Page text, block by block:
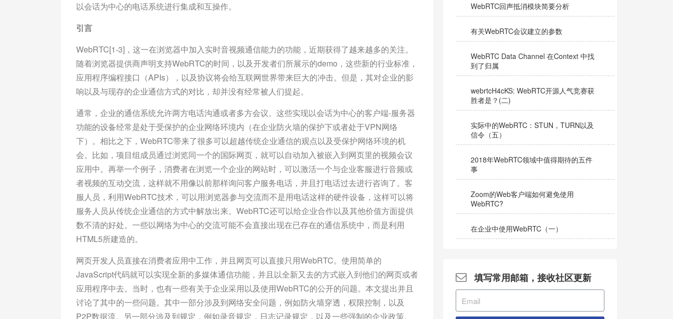
以会话为中心的电话系统进行集成和互操作。
引言
WebRTC[1-3]，这一在浏览器中加入实时音视频通信能力的功能，近期获得了越来越多的关注。
随着浏览器提供商声明支持WebRTC的时间，以及开发者们所展示的demo，这些新的行业标准，
应用程序编程接口（APIs），以及协议将会给互联网世界带来巨大的冲击。但是，其对企业的影
响以及与现存的企业通信方式的对比，却并没有经常被人们提起。
通常，企业的通信系统允许两方电话沟通或者多方会议。这些实现以会话为中心的客户端-服务器
功能的设备经常是处于受保护的企业网络环境内（在企业防火墙的保护下或者处于VPN网络
下）。相比之下，WebRTC带来了很多可以超越传统企业通信的观点以及受保护网络环境的机
会。比如，项目组成员通过浏览同一个的国际网页，就可以自动加入被嵌入到网页里的视频会议
应用中。再举一个例子，消费者在浏览一个企业的网站时，可以激活一个与企业客服进行音频或
者视频的互动交流，这样就不用像以前那样询问客户服务电话，并且打电话过去进行咨询了。客
服人员，利用WebRTC技术，可以用浏览器参与交流而不是用电话这样的硬件设备，这样可以将
服务人员从传统企业通信的方式中解放出来。WebRTC还可以给企业合作以及其他价值方面提供
数不清的好处。一些以网络为中心的交流可能不会直接出现在已存在的通信系统中，而是利用
HTML5所建造的。
网页开发人员直接在消费者应用中工作，并且网页可以直接只用WebRTC。使用简单的
JavaScript代码就可以实现全新的多媒体通信功能，并且以全新又去的方式嵌入到他们的网页或者
应用程序中去。当时，也有一些有关于企业采用以及使用WebRTC的公开的问题。本文提出并且
讨论了其中的一些问题。其中一部分涉及到网络安全问题，例如防火墙穿透，权限控制，以及
P2P数据流。另一部分涉及到规定，例如录音规定，日志记录规定，以及一些强制的企业政策。
WebRTC回声抵消模块简要分析
有关WebRTC会议建立的参数
WebRTC Data Channel 在Context 中找
到了归属
webrtcH4cKS: WebRTC开源人气竞赛获
胜者是？(二)
实际中的WebRTC：STUN，TURN以及
信令（五）
2018年WebRTC领域中值得期待的五件
事
Zoom的Web客户端如何避免使用
WebRTC?
在企业中使用WebRTC（一）
填写常用邮箱，接收社区更新